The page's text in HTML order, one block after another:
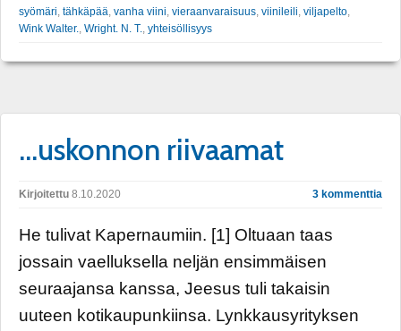
syömäri tähkäpää vanha viini vieraanvaraisuus viinileili viljapelto
Wink Walter. Wright. N. T. yhteisöllisyys
…uskonnon riivaamat
Kirjoitettu 8.10.2020 3 kommenttia
He tulivat Kapernaumiin. [1] Oltuaan taas
jossain vaelluksella neljän ensimmäisen
seuraajansa kanssa, Jeesus tuli takaisin
uuteen kotikaupunkiinsa. Lynkkausyrityksen